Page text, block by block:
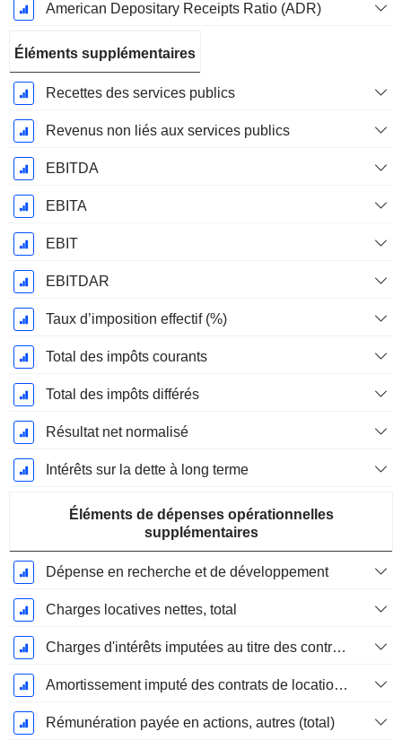
American Depositary Receipts Ratio (ADR)
Éléments supplémentaires
Recettes des services publics
Revenus non liés aux services publics
EBITDA
EBITA
EBIT
EBITDAR
Taux d’imposition effectif (%)
Total des impôts courants
Total des impôts différés
Résultat net normalisé
Intérêts sur la dette à long terme
Éléments de dépenses opérationnelles
supplémentaires
Dépense en recherche et de développement
Charges locatives nettes, total
Charges d'intérêts imputées au titre des contrats de location
Amortissement imputé des contrats de location simple
Rémunération payée en actions, autres (total)